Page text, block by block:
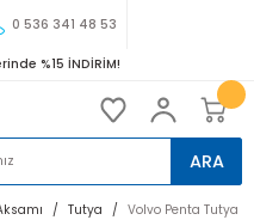
0 536 341 48 53
%15 İNDİRİM!
ARA
Tutya Volvo Penta Tutya